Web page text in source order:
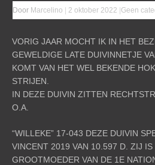
Door Marcelino 2 oktober 2022 Geen
VORIG JAAR MOCHT IK IN HET
GEWELDIGE LATE DUIVINNETJE
KOMT VAN HET WEL BEKENDE
STRIJEN.
IN DEZE DUIVIN ZITTEN
O.A.
“WILLEKE” 17-043 DEZE DUIVIN
VINCENT 2019 VAN 10.597 D. ZIJ IS
GROOTMOEDER VAN DE 1E